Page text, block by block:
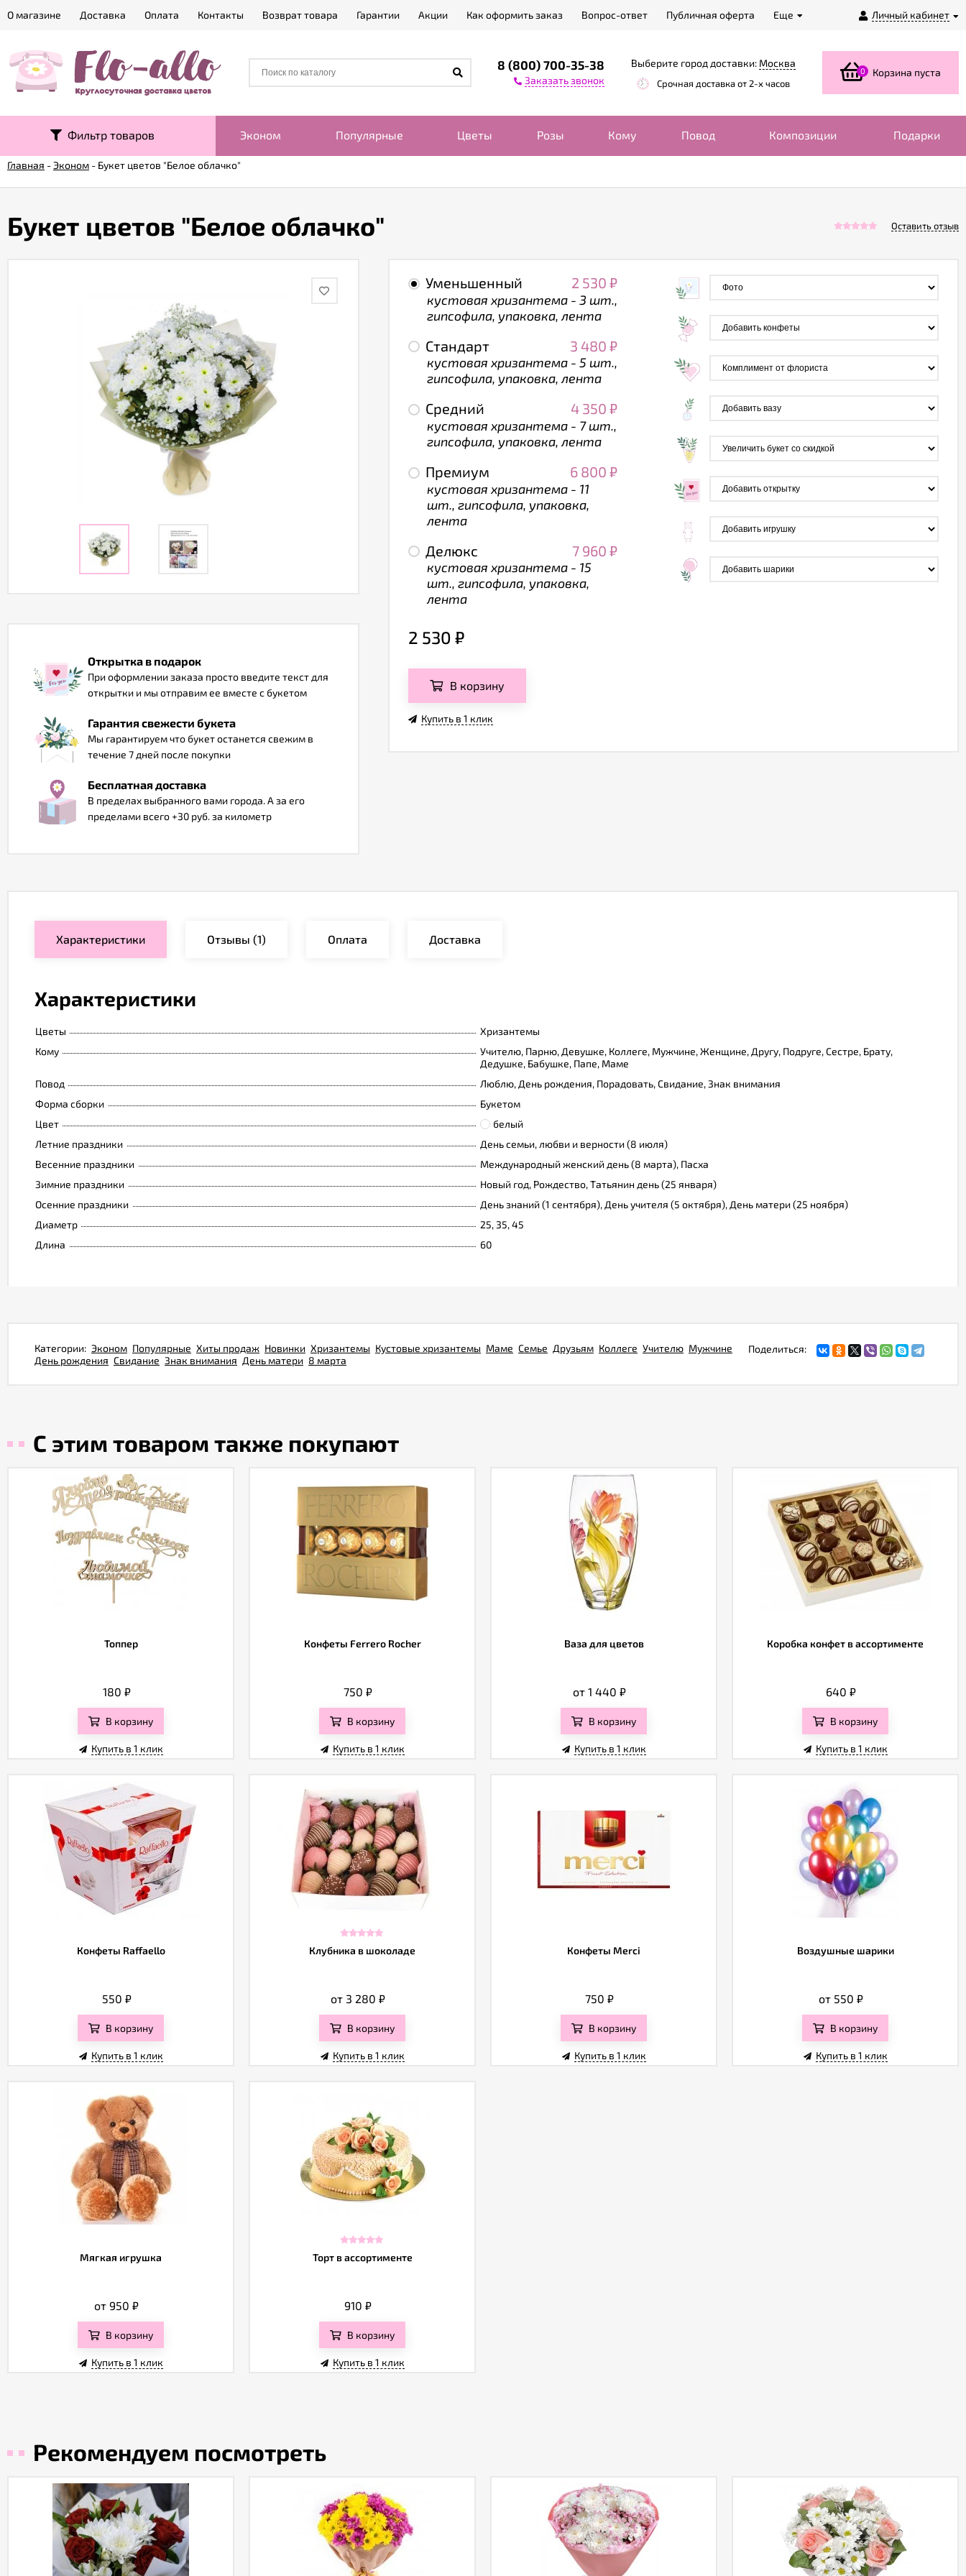
Личный кабинет
О магазине Доставка Оплата Контакты Возврат товара Гарантии Акции Как оформить заказ Вопрос-ответ Публичная оферта Еще
8 (800) 700-35-38
Заказать звонок
Выберите город доставки: Москва
Срочная доставка от 2-х часов
0 Корзина пуста
Фильтр товаров Эконом Популярные Цветы Розы Кому Повод Композиции Подарки
Главная -Эконом - Букет цветов "Белое облачко"
Букет цветов "Белое облачко" Оставить отзыв
Открытка в подарок
При оформлении заказа просто введите текст для
открытки и мы отправим ее вместе с букетом
Гарантия свежести букета
Мы гарантируем что букет останется свежим в
течение 7 дней после покупки
Бесплатная доставка
В пределах выбранного вами города. А за его
пределами всего +30 руб. за километр
Уменьшенный 2 530 ₽
кустовая хризантема - 3 шт.,
гипсофила, упаковка, лента
Стандарт 3 480 ₽
кустовая хризантема - 5 шт.,
гипсофила, упаковка, лента
Средний 4 350 ₽
кустовая хризантема - 7 шт.,
гипсофила, упаковка, лента
Премиум 6 800 ₽
кустовая хризантема - 11
шт., гипсофила, упаковка,
лента
Делюкс 7 960 ₽
кустовая хризантема - 15
шт., гипсофила, упаковка,
лента
2 530 ₽
В корзину
Купить в 1 клик
Характеристики Отзывы (1) Оплата Доставка
Характеристики
Цветы
Хризантемы
Кому
Учителю, Парню, Девушке, Коллеге, Мужчине, Женщине, Другу, Подруге, Сестре, Брату,
Дедушке, Бабушке, Папе, Маме
Повод
Люблю, День рождения, Порадовать, Свидание, Знак внимания
Форма сборки
Букетом
Цвет
белый
Летние праздники
День семьи, любви и верности (8 июля)
Весенние праздники
Международный женский день (8 марта), Пасха
Зимние праздники
Новый год, Рождество, Татьянин день (25 января)
Осенние праздники
День знаний (1 сентября), День учителя (5 октября), День матери (25 ноября)
Диаметр
25, 35, 45
Длина
60
Поделиться:
Категории: Эконом Популярные Хиты продаж Новинки Хризантемы Кустовые хризантемы Маме Семье Друзьям Коллеге Учителю Мужчине
День рождения Свидание Знак внимания День матери 8 марта
С этим товаром также покупают
Топпер
180 ₽
В корзину
Купить в 1 клик
Конфеты Ferrero Rocher
750 ₽
В корзину
Купить в 1 клик
Ваза для цветов
от 1 440 ₽
В корзину
Купить в 1 клик
Коробка конфет в ассортименте
640 ₽
В корзину
Купить в 1 клик
Конфеты Raffaello
550 ₽
В корзину
Купить в 1 клик
Клубника в шоколаде
от 3 280 ₽
В корзину
Купить в 1 клик
Конфеты Merci
750 ₽
В корзину
Купить в 1 клик
Воздушные шарики
от 550 ₽
В корзину
Купить в 1 клик
Мягкая игрушка
от 950 ₽
В корзину
Купить в 1 клик
Торт в ассортименте
910 ₽
В корзину
Купить в 1 клик
Рекомендуем посмотреть